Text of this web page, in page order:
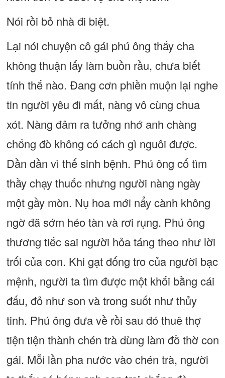
Nói rồi bỏ nhà đi biệt.
Lại nói chuyện cô gái phú ông thấy cha
không thuận lấy làm buồn rầu, chưa biết
tính thế nào. Đang cơn phiền muộn lại nghe
tin người yêu đi mất, nàng vô cùng chua
xót. Nàng đâm ra tưởng nhớ anh chàng
chống đò không có cách gì nguôi được.
Dần dần vì thế sinh bệnh. Phú ông cố tìm
thầy chạy thuốc nhưng người nàng ngày
một gầy mòn. Nụ hoa mới nẩy cành không
ngờ đã sớm héo tàn và rơi rụng. Phú ông
thương tiếc sai người hỏa táng theo như lời
trối của con. Khi gạt đống tro của người bạc
mệnh, người ta tìm được một khối bằng cái
đấu, đỏ như son và trong suốt như thủy
tinh. Phú ông đưa về rồi sau đó thuê thợ
tiện tiện thành chén trà dùng làm đồ thờ con
gái. Mỗi lần pha nước vào chén trà, người